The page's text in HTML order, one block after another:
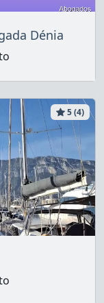
Dénia
5 (4)